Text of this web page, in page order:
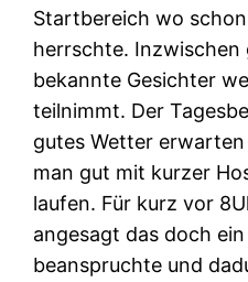
Startbereich wo
herrschte. Inzwischen
bekannte Gesichter
teilnimmt. Der
gutes Wetter
man gut mit kurzer
laufen. Für kurz vor
angesagt das doch
beanspruchte und